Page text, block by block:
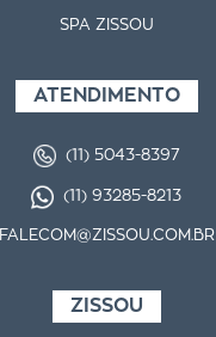
SPA ZISSOU
ATENDIMENTO
(11) 5043-8397
(11) 93285-8213
FALECOM@ZISSOU.COM.BR
ZISSOU